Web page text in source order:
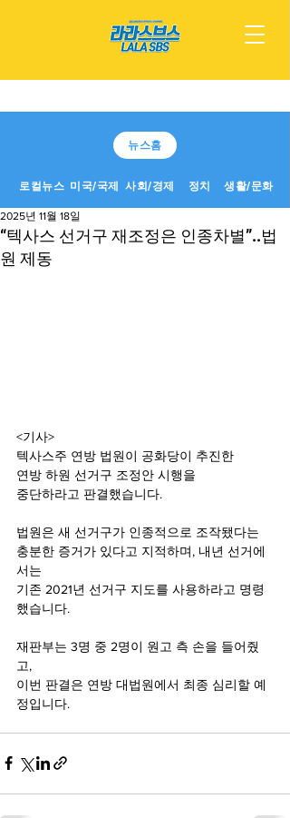
뉴스홈
로컬뉴스 미국/국제 사회/경제 정치 생활/문화
“텍사스 선거구 재조정은 인종차별”..법
원 제동
2025년 11월 18일
<기사>
텍사스주 연방 법원이 공화당이 추진한
연방 하원 선거구 조정안 시행을
중단하라고 판결했습니다.
법원은 새 선거구가 인종적으로 조작됐다는
충분한 증거가 있다고 지적하며, 내년 선거에
서는
기존 2021년 선거구 지도를 사용하라고 명령
했습니다.
재판부는 3명 중 2명이 원고 측 손을 들어줬
고,
이번 판결은 연방 대법원에서 최종 심리할 예
정입니다.